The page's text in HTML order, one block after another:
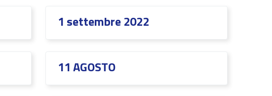
1 settembre 2022
11 AGOSTO